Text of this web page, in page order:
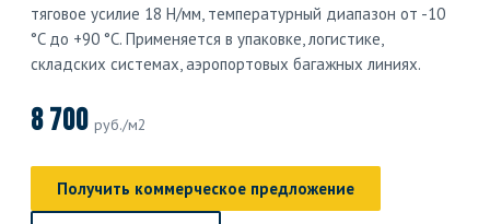
тяговое усилие 18 Н/мм, температурный диапазон от -10
°C до +90 °C. Применяется в упаковке, логистике,
складских системах, аэропортовых багажных линиях.
8 700 руб./м2
Получить коммерческое предложение